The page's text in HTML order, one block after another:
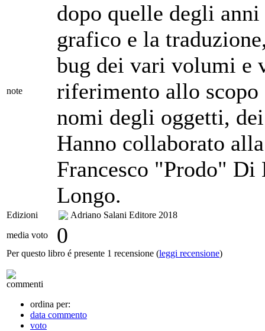
note
dopo quelle degli
grafico e la
bug dei vari volumi e
riferimento allo
nomi degli oggetti,
Hanno collaborato
Francesco "Prodo"
Longo.
Edizioni Adriano Salani Editore 2018
media voto
0
Per questo libro é presente 1 recensione (leggi recensione)
commenti
ordina per:
data commento
voto